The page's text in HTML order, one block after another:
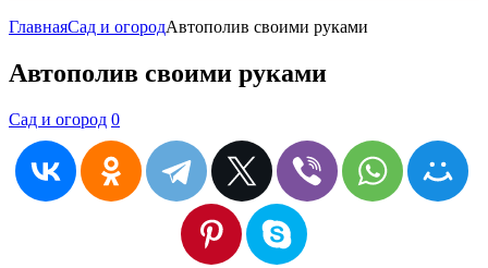
ГлавнаяСад и огородАвтополив своими руками
Автополив своими руками
Сад и огород 0